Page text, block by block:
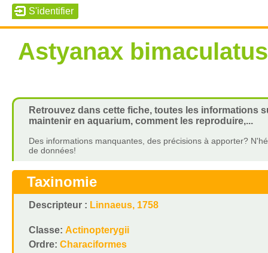
Astyanax bimaculatus
Retrouvez dans cette fiche, toutes les informations
maintenir en aquarium, comment les reproduire,...
Des informations manquantes, des précisions à apporter?
de données!
Taxinomie
Descripteur : Linnaeus, 1758
Classe: Actinopterygii
Ordre: Characiformes